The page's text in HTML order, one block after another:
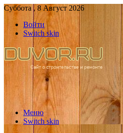
Суббота , 8 Август 2026
Войти
Switch skin
Меню
Switch skin